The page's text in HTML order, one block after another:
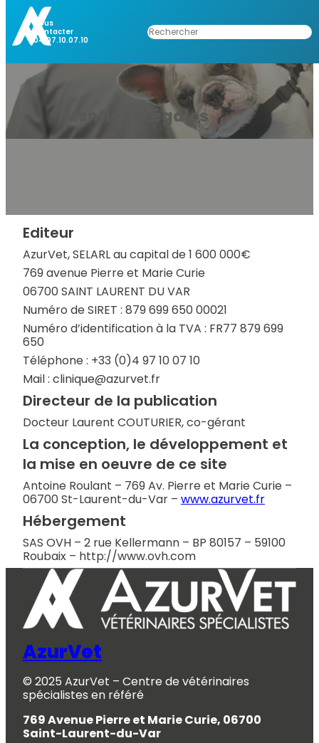
Aller
contenu
Nous
Contacter
04.97.10.07.10
Rechercher
Mentions Légales
Editeur
AzurVet, SELARL au capital de 1 600 000€
769 avenue Pierre et Marie Curie
06700 SAINT LAURENT DU VAR
Numéro de SIRET : 879 699 650 00021
Numéro d’identification à la TVA : FR77 879 699
650
Téléphone : +33 (0)4 97 10 07 10
Mail : clinique@azurvet.fr
Directeur de la publication
Docteur Laurent COUTURIER, co-gérant
La conception, le développement et
la mise en oeuvre de ce site
Antoine Roulant – 769 Av. Pierre et Marie Curie –
06700 St-Laurent-du-Var – www.azurvet.fr
Hébergement
SAS OVH – 2 rue Kellermann – BP 80157 – 59100
Roubaix – http://www.ovh.com
AzurVet
© 2025 AzurVet – Centre de vétérinaires
spécialistes en référé
769 Avenue Pierre et Marie Curie, 06700
Saint-Laurent-du-Var